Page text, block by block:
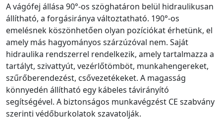
A vágófej állása 90°-os szöghatáron belül hidraulikusan
állítható, a forgásiránya változtatható. 190°-os
emelésnek köszönhetően olyan pozíciókat érhetünk, el
amely más hagyományos szárzúzóval nem. Saját
hidraulika rendszerrel rendelkezik, amely tartalmazza a
tartályt, szivattyút, vezérlőtömböt, munkahengereket,
szűrőberendezést, csővezetékeket. A magasság
könnyedén állítható egy kábeles távirányító
segítségével. A biztonságos munkavégzést CE szabvány
szerinti védőburkolatok szavatolják.